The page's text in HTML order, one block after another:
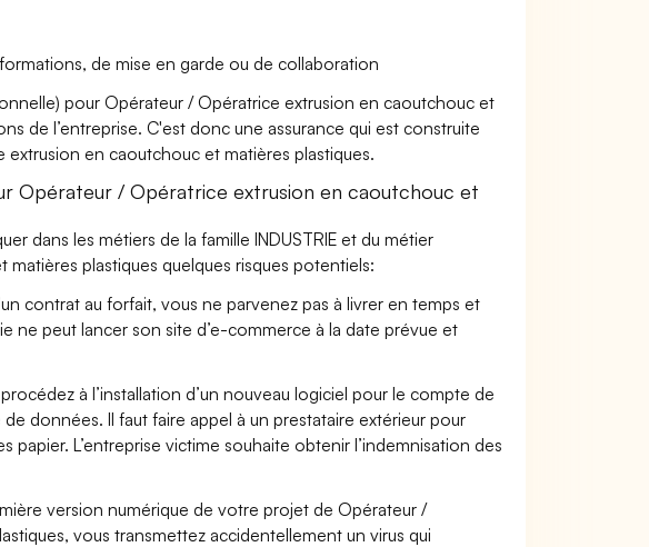
de mise en garde ou de collaboration
pour Opérateur / Opératrice extrusion en caoutchouc et
de l’entreprise. C'est donc une assurance qui est construite
en caoutchouc et matières plastiques.
Opérateur / Opératrice extrusion en caoutchouc et
dans les métiers de la famille INDUSTRIE et du métier
plastiques quelques risques potentiels:
contrat au forfait, vous ne parvenez pas à livrer en temps et
ne peut lancer son site d’e-commerce à la date prévue et
à l’installation d’un nouveau logiciel pour le compte de
données. Il faut faire appel à un prestataire extérieur pour
papier. L’entreprise victime souhaite obtenir l’indemnisation des
version numérique de votre projet de Opérateur /
vous transmettez accidentellement un virus qui